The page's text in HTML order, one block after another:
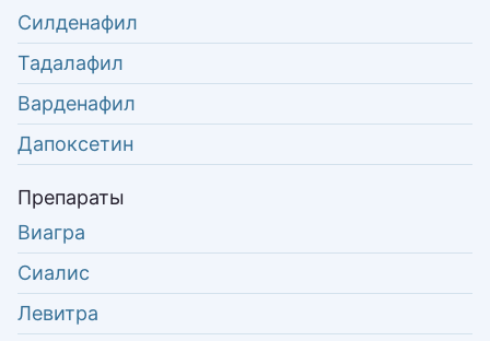
Силденафил
Тадалафил
Варденафил
Дапоксетин
Препараты
Виагра
Сиалис
Левитра